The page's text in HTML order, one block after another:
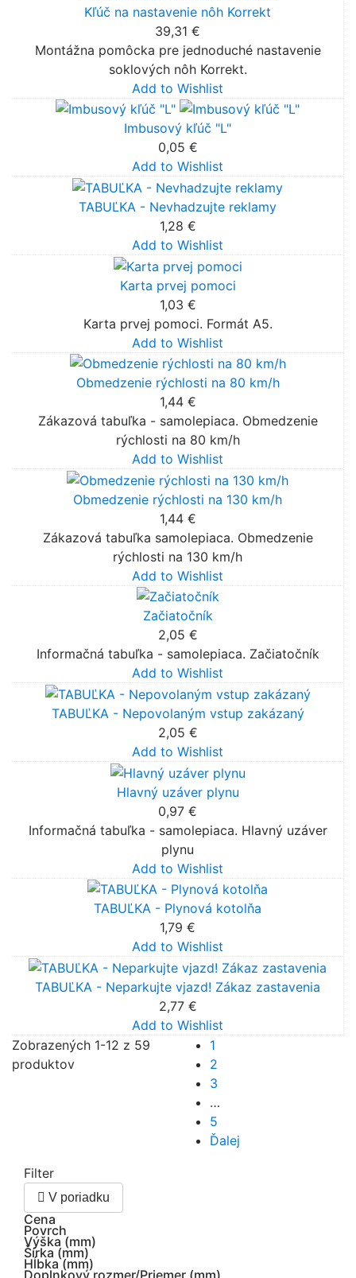
Kľúč na nastavenie nôh Korrekt
39,31 €
Montážna pomôcka pre jednoduché nastavenie
soklových nôh Korrekt.
Add to Wishlist
Imbusový kľúč "L"
0,05 €
Add to Wishlist
TABUĽKA - Nevhadzujte reklamy
1,28 €
Add to Wishlist
Karta prvej pomoci
1,03 €
Karta prvej pomoci. Formát A5.
Add to Wishlist
Obmedzenie rýchlosti na 80 km/h
1,44 €
Zákazová tabuľka - samolepiaca. Obmedzenie
rýchlosti na 80 km/h
Add to Wishlist
Obmedzenie rýchlosti na 130 km/h
1,44 €
Zákazová tabuľka samolepiaca. Obmedzenie
rýchlosti na 130 km/h
Add to Wishlist
Začiatočník
2,05 €
Informačná tabuľka - samolepiaca. Začiatočník
Add to Wishlist
TABUĽKA - Nepovolaným vstup zakázaný
2,05 €
Add to Wishlist
Hlavný uzáver plynu
0,97 €
Informačná tabuľka - samolepiaca. Hlavný uzáver
plynu
Add to Wishlist
TABUĽKA - Plynová kotolňa
1,79 €
Add to Wishlist
TABUĽKA - Neparkujte vjazd! Zákaz zastavenia
2,77 €
Add to Wishlist
Zobrazených 1-12 z 59
produktov
1
2
3
…
5
Ďalej
Filter
 V poriadku
Cena
Povrch
Výška (mm)
Šírka (mm)
Hĺbka (mm)